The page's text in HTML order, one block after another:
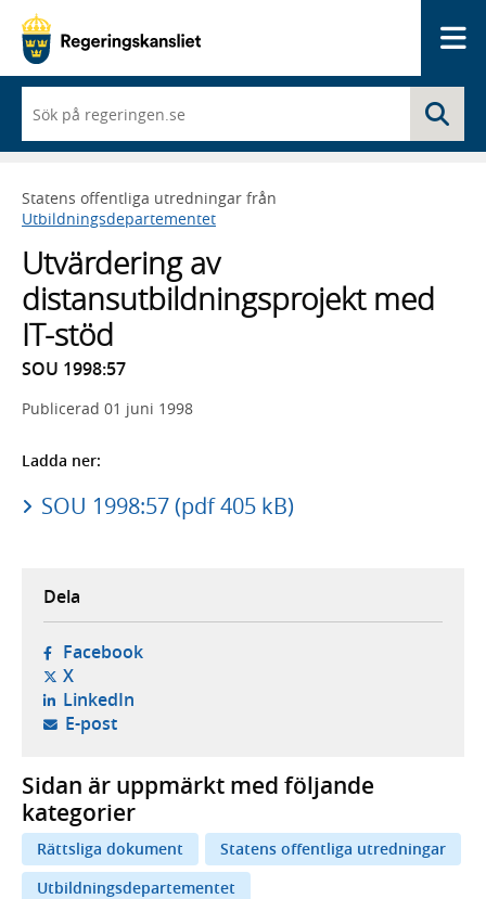
du
börjar
skriva
framträder
en
med
sökförslag
Statens offentliga utredningar från
Utbildningsdepartementet
Utvärdering av
distansutbildningsprojekt med
IT-stöd
SOU 1998:57
Publicerad 01 juni 1998
Ladda ner:
SOU 1998:57 (pdf 405 kB)
Dela
Facebook- öppnas i ny flik, extern webbplats,
X- öppnas i ny flik, extern webbplats,
LinkedIn- öppnas i ny flik, extern webbplats,
E-post- öppnar din e-postklient,
Sidan är uppmärkt med följande
kategorier
Rättsliga dokument
Statens offentliga utredningar
Utbildningsdepartementet